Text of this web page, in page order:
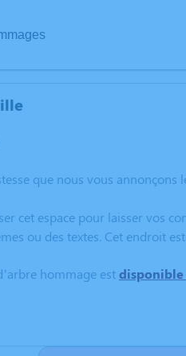
que nous vous
cet espace pour laisser vos
ou des textes. Cet endroit
hommage estdisponible